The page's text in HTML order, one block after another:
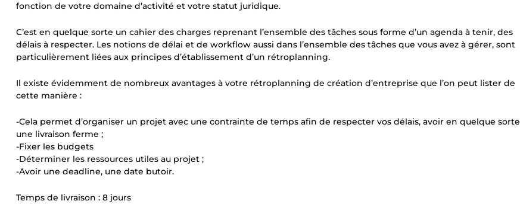
fonction de votre domaine d’activité et votre statut juridique.
C’est en quelque sorte un cahier des charges reprenant l’ensemble des tâches sous forme d’un agenda à tenir, des
délais à respecter. Les notions de délai et de workflow aussi dans l’ensemble des tâches que vous avez à gérer, sont
particulièrement liées aux principes d’établissement d’un rétroplanning.
Il existe évidemment de nombreux avantages à votre rétroplanning de création d’entreprise que l’on peut lister de
cette manière :
-Cela permet d’organiser un projet avec une contrainte de temps afin de respecter vos délais, avoir en quelque sorte
une livraison ferme ;
-Fixer les budgets
-Déterminer les ressources utiles au projet ;
-Avoir une deadline, une date butoir.
Temps de livraison : 8 jours